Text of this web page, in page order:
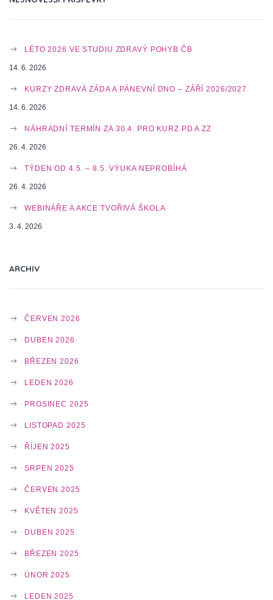
I
G
A
T
N
LÉTO 2026 VE STUDIU ZDRAVÝ POHYB ČB
14. 6. 2026
KURZY ZDRAVÁ ZÁDA A PÁNEVNÍ DNO – ZÁŘÍ 2026/2027
14. 6. 2026
NÁHRADNÍ TERMÍN ZA 30.4. PRO KURZ PD A ZZ
26. 4. 2026
TÝDEN OD 4.5. – 8.5. VÝUKA NEPROBÍHÁ
26. 4. 2026
WEBINÁŘE A AKCE TVOŘIVÁ ŠKOLA
3. 4. 2026
ARCHIV
ČERVEN 2026
DUBEN 2026
BŘEZEN 2026
LEDEN 2026
PROSINEC 2025
LISTOPAD 2025
ŘÍJEN 2025
SRPEN 2025
ČERVEN 2025
KVĚTEN 2025
DUBEN 2025
BŘEZEN 2025
ÚNOR 2025
LEDEN 2025